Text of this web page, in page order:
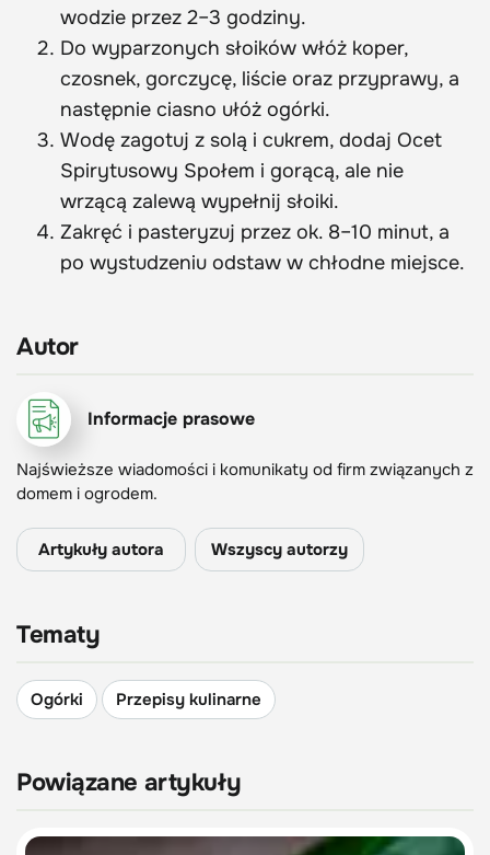
wodzie przez 2–3 godziny.
Do wyparzonych słoików włóż koper,
czosnek, gorczycę, liście oraz przyprawy, a
następnie ciasno ułóż ogórki.
Wodę zagotuj z solą i cukrem, dodaj Ocet
Spirytusowy Społem i gorącą, ale nie
wrzącą zalewą wypełnij słoiki.
Zakręć i pasteryzuj przez ok. 8–10 minut, a
po wystudzeniu odstaw w chłodne miejsce.
Autor
Informacje prasowe
Najświeższe wiadomości i komunikaty od firm związanych z
domem i ogrodem.
Artykuły autora Wszyscy autorzy
Tematy
Ogórki Przepisy kulinarne
Powiązane artykuły